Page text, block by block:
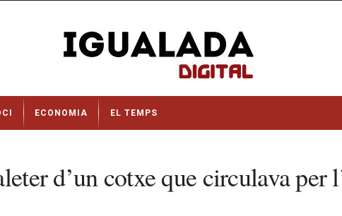
ECONOMIA EL TEMPS
d’un cotxe que circulava per